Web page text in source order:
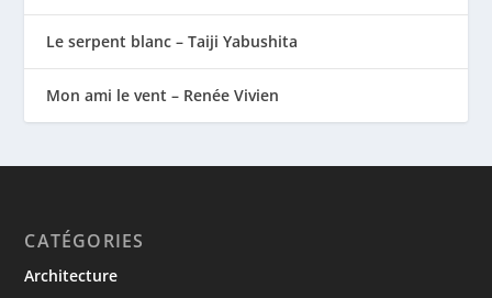
Le serpent blanc – Taiji Yabushita
Mon ami le vent – Renée Vivien
CATÉGORIES
Architecture